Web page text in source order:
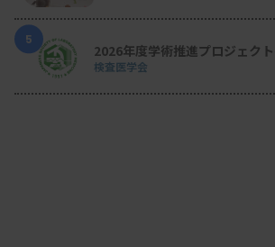
5
2026年度学術推進プロジェク
検査医学会